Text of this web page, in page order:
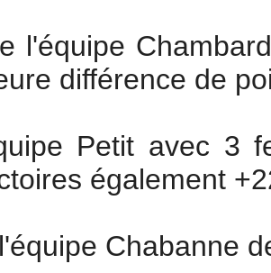
l'équipe
différence de
Petit avec 3
également
Chabanne